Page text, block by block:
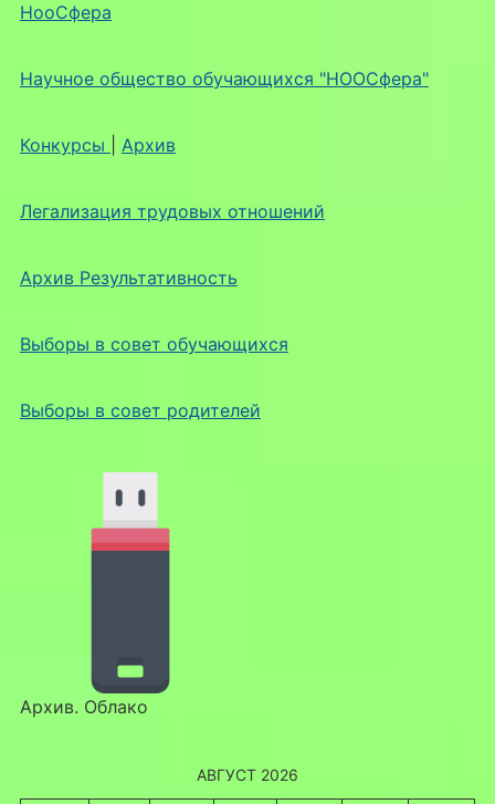
НооСфера
Научное общество обучающихся "НООСфера"
Конкурсы Архив
Легализация трудовых отношений
Архив Результативность
Выборы в совет обучающихся
Выборы в совет родителей
Архив. Облако
АВГУСТ 2026